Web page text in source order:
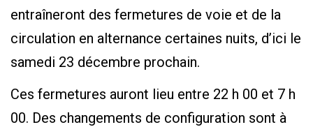
entraîneront des fermetures de voie et de la
circulation en alternance certaines nuits, d’ici le
samedi 23 décembre prochain.
Ces fermetures auront lieu entre 22 h 00 et 7 h
00. Des changements de configuration sont à